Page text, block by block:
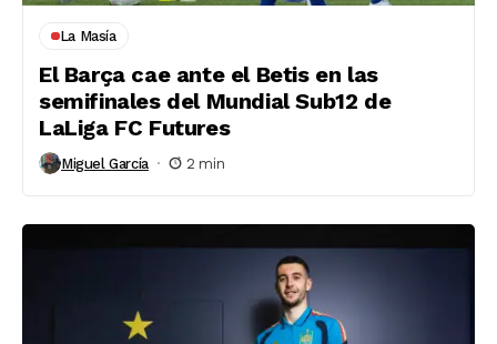
La Masía
El Barça cae ante el Betis en las
semifinales del Mundial Sub12 de
LaLiga FC Futures
Miguel García 2 min